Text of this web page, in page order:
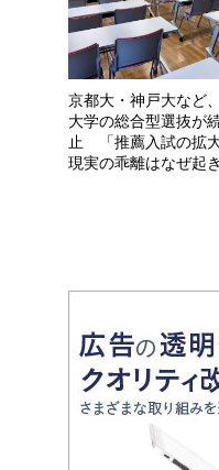
京都大・神戸大など
大学の総合型選抜が
止 「推薦入試の拡
現実の乖離はなぜ起